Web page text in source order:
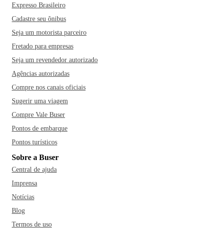
Expresso Brasileiro
Cadastre seu ônibus
Seja um motorista parceiro
Fretado para empresas
Seja um revendedor autorizado
Agências autorizadas
Compre nos canais oficiais
Sugerir uma viagem
Compre Vale Buser
Pontos de embarque
Pontos turísticos
Sobre a Buser
Central de ajuda
Imprensa
Notícias
Blog
Termos de uso